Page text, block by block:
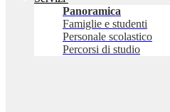
Panoramica
Famiglie e studenti
Personale scolastico
Percorsi di studio